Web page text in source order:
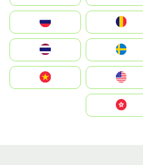
România
Slovensko
United States
Vietnam